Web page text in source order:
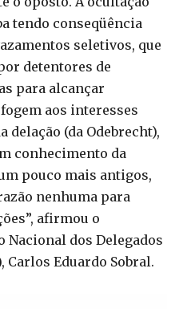
tendo conseqüência
seletivos, que
detentores de
para alcançar
aos interesses
delação (da Odebrecht),
conhecimento da
pouco mais antigos,
nenhuma para
afirmou o
Nacional dos Delegados
Carlos Eduardo Sobral.